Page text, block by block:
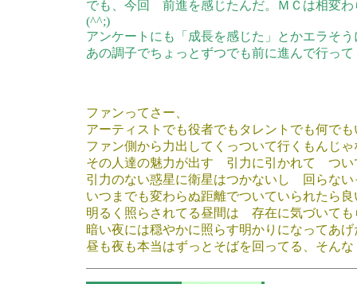
でも、今回 前進を感じたんだ。ＭＣは相変
(^^;)
アンケートにも「成長を感じた」とかエラそ
あの調子でちょっとずつでも前に進んで行っ
ファンってさー、
アーティストでも役者でもタレントでも何で
ファン側から力出してくっついて行くもんじゃ
その人達の魅力が出す 引力に引かれて つい
引力のない惑星に衛星はつかないし 回らない
いつまでも変わらぬ距離でついていられたら
明るく照らされてる昼間は 存在に気づいても
暗い夜には穏やかに照らす明かりになってあ
昼も夜も本当はずっとそばを回ってる、そん